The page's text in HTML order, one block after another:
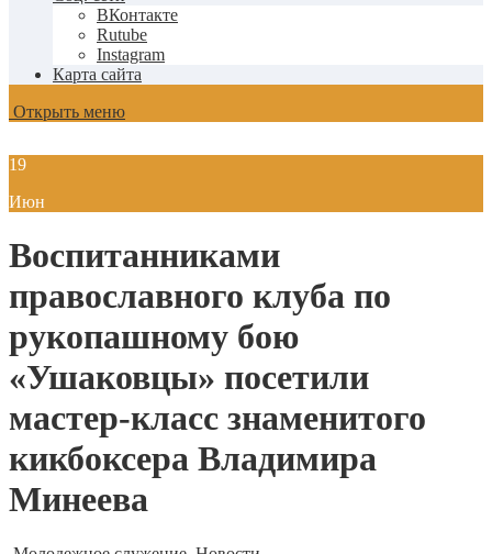
ВКонтакте
Rutube
Instagram
Карта сайта
Открыть меню
19
Июн
Воспитанниками
православного клуба по
рукопашному бою
«Ушаковцы» посетили
мастер-класс знаменитого
кикбоксера Владимира
Минеева